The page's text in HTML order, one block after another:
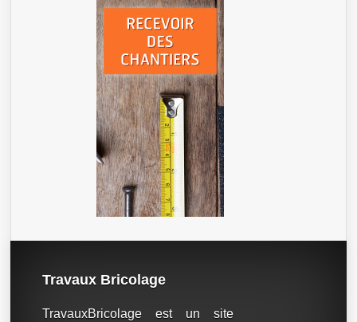
Travaux Bricolage
TravauxBricolage est un site